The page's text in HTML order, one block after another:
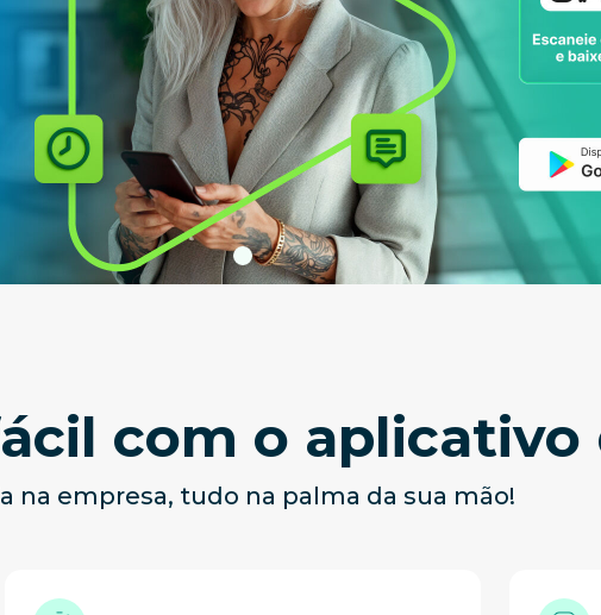
com o aplicativo
na empresa, tudo na palma da sua mão!